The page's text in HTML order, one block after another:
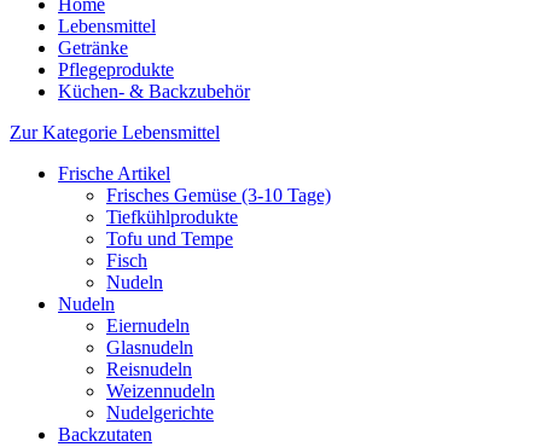
Home
Lebensmittel
Getränke
Pflegeprodukte
Küchen- & Backzubehör
Zur Kategorie Lebensmittel
Frische Artikel
Frisches Gemüse (3-10 Tage)
Tiefkühlprodukte
Tofu und Tempe
Fisch
Nudeln
Nudeln
Eiernudeln
Glasnudeln
Reisnudeln
Weizennudeln
Nudelgerichte
Backzutaten